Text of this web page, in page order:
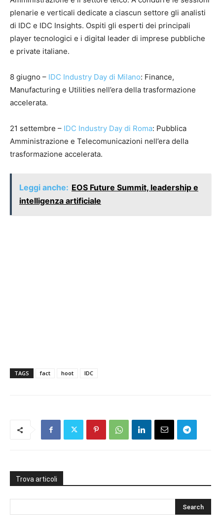
plenarie e verticali dedicate a ciascun settore gli analisti
di IDC e IDC Insights. Ospiti gli esperti dei principali
player tecnologici e i digital leader di imprese pubbliche
e private italiane.
8 giugno – IDC Industry Day di Milano: Finance,
Manufacturing e Utilities nell’era della trasformazione
accelerata.
21 settembre – IDC Industry Day di Roma: Pubblica
Amministrazione e Telecomunicazioni nell’era della
trasformazione accelerata.
Leggi anche: EOS Future Summit, leadership e
intelligenza artificiale
TAGS fact hoot IDC
Trova articoli